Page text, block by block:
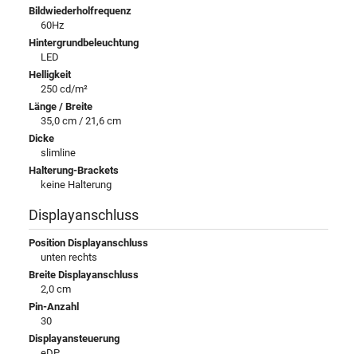
Bildwiederholfrequenz
60Hz
Hintergrundbeleuchtung
LED
Helligkeit
250 cd/m²
Länge / Breite
35,0 cm / 21,6 cm
Dicke
slimline
Halterung-Brackets
keine Halterung
Displayanschluss
Position Displayanschluss
unten rechts
Breite Displayanschluss
2,0 cm
Pin-Anzahl
30
Displayansteuerung